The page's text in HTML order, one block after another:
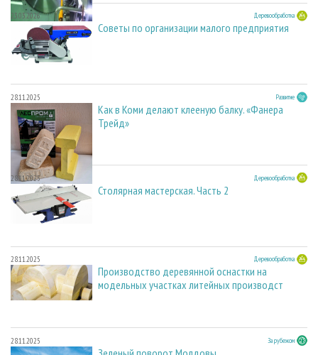
23.03.2026 Деревообработка
Советы по организации малого предприятия
28.11.2025 Развитие
Как в Коми делают клееную балку. «Фанера
Трейд»
28.11.2025 Деревообработка
Столярная мастерская. Часть 2
28.11.2025 Деревообработка
Производство деревянной оснастки на
модельных участках литейных производст
28.11.2025 За рубежом